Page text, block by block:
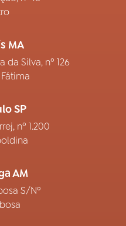
MA
da Silva, nº 126
SP
nº 1.200
AM
S/Nº